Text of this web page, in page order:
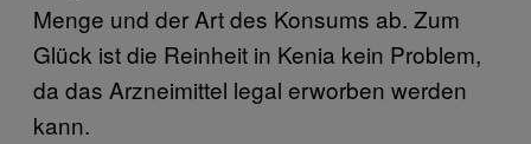
Menge und der Art des Konsums ab. Zum
Glück ist die Reinheit in Kenia kein Problem,
da das Arzneimittel legal erworben werden
kann.